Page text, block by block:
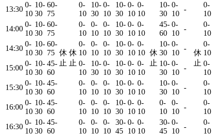
休
止
休
止
休
止
休
止
13:30
0-
10
10-
30
60-
75
0-
10
10-
30
0-
10
10-
30
0-
10
0-
10
10-
30
0-
10
-
0-
10
14:00
0-
10
10-
30
60-
75
0-
10
0-
10
0-
10
10-
30
0-
10
0-
10
45-
60
0-
10
-
0-
10
14:30
0-
10
10-
30
60-
75
0-
10
0-
10
0-
10
10-
30
0-
10
0-
10
10-
30
0-
10
-
0-
10
15:00
0-
10
10-
30
45-
60
0-
10
10-
30
0-
10
10-
30
0-
10
0-
10
10-
30
0-
10
-
0-
10
15:30
0-
10
10-
30
45-
60
0-
10
0-
10
0-
10
10-
30
0-
10
0-
10
10-
30
0-
10
-
0-
10
16:00
0-
10
10-
30
45-
60
0-
10
0-
10
0-
10
10-
30
0-
10
0-
10
0-
10
0-
10
-
0-
10
16:30
0-
10
10-
30
45-
60
0-
10
0-
10
0-
10
30-
45
0-
10
0-
10
30-
45
0-
10
-
0-
10